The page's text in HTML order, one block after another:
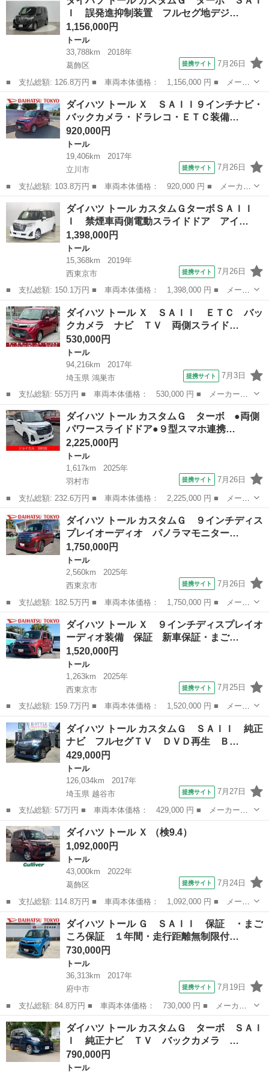
ＩＩ スマートキー プッシュスタート 左側パワースライドドア
メモリーナビ...
Ｉ 誤発進抑制装置 フルセグ地デジ…
1,156,000円
トール
33,788km
2018年
葛飾区
提携サイト 7月26日
■ 支払総額: 126.8万円 ■ 車両本体価格： 1,156,000 円 ■ メーカ
ー名： ダイハツ ■ 車種名： トール ■ グレード名： カスタム
Ｇ ターボ ＳＡＩＩ 誤発進抑制装置 フルセグ地デジ 両側オー
トスライ...
東京 葛飾区 トール
ダイハツ トール Ｘ ＳＡＩＩ９インチナビ・
バックカメラ・ドラレコ・ＥＴＣ装備…
920,000円
トール
19,406km
2017年
立川市
提携サイト 7月26日
■ 支払総額: 103.8万円 ■ 車両本体価格： 920,000 円 ■ メーカー
名： ダイハツ ■ 車種名： トール ■ グレード名： Ｘ ＳＡＩ
Ｉ９インチナビ・バックカメラ・ドラレコ・ＥＴＣ装備 保証 まご
ころ保証 ...
東京 立川市 トール
ダイハツ トール カスタムＧターボＳＡＩＩ
Ｉ 禁煙車両側電動スライドドア アイ…
1,398,000円
トール
15,368km
2019年
西東京市
提携サイト 7月26日
■ 支払総額: 150.1万円 ■ 車両本体価格： 1,398,000 円 ■ メーカ
ー名： ダイハツ ■ 車種名： トール ■ グレード名： カスタム
ＧターボＳＡＩＩＩ 禁煙車両側電動スライドドア アイドリングス
トップ ...
東京 西東京市 トール
ダイハツ トール Ｘ ＳＡＩＩ ＥＴＣ バッ
クカメラ ナビ ＴＶ 両側スライド…
530,000円
トール
94,216km
2017年
埼玉県 鴻巣市
提携サイト 7月3日
■ 支払総額: 55万円 ■ 車両本体価格： 530,000 円 ■ メーカー
名： ダイハツ ■ 車種名： トール ■ グレード名： Ｘ ＳＡＩ
Ｉ ＥＴＣ バックカメラ ナビ ＴＶ 両側スライド・片側電動
クリアランスソナ...
埼玉 鴻巣市 トール
ダイハツ トール カスタムＧ ターボ ●両側
パワースライドドア●９型スマホ連携…
2,225,000円
トール
1,617km
2025年
羽村市
提携サイト 7月26日
■ 支払総額: 232.6万円 ■ 車両本体価格： 2,225,000 円 ■ メーカ
ー名： ダイハツ ■ 車種名： トール ■ グレード名： カスタム
Ｇ ターボ ●両側パワースライドドア●９型スマホ連携ディスプレイ
オーデ...
東京 羽村市 トール
ダイハツ トール カスタムＧ ９インチディス
プレイオーディオ パノラマモニター…
1,750,000円
トール
2,560km
2025年
西東京市
提携サイト 7月26日
■ 支払総額: 182.5万円 ■ 車両本体価格： 1,750,000 円 ■ メーカ
ー名： ダイハツ ■ 車種名： トール ■ グレード名： カスタム
Ｇ ９インチディスプレイオーディオ パノラマモニター 保証 新
車保証・...
東京 西東京市 トール
ダイハツ トール Ｘ ９インチディスプレイオ
ーディオ装備 保証 新車保証・まご…
1,520,000円
トール
1,263km
2025年
西東京市
提携サイト 7月25日
■ 支払総額: 159.7万円 ■ 車両本体価格： 1,520,000 円 ■ メーカ
ー名： ダイハツ ■ 車種名： トール ■ グレード名： Ｘ ９イ
ンチディスプレイオーディオ装備 保証 新車保証・まごころ保証
１年間・...
東京 西東京市 トール
ダイハツ トール カスタムＧ ＳＡＩＩ 純正
ナビ フルセグＴＶ ＤＶＤ再生 Ｂ…
429,000円
トール
126,034km
2017年
埼玉県 越谷市
提携サイト 7月27日
■ 支払総額: 57万円 ■ 車両本体価格： 429,000 円 ■ メーカー
名： ダイハツ ■ 車種名： トール ■ グレード名： カスタム
Ｇ ＳＡＩＩ 純正ナビ フルセグＴＶ ＤＶＤ再生 Ｂトゥース
ドラレコ 両側パワ...
埼玉 越谷市 トール
ダイハツ トール Ｘ （検9.4）
1,092,000円
トール
43,000km
2022年
葛飾区
提携サイト 7月24日
■ 支払総額: 114.8万円 ■ 車両本体価格： 1,092,000 円 ■ メーカ
ー名： ダイハツ ■ 車種名： トール ■ グレード名： Ｘ ■ 排
気量： 1000cc ■ ドア枚数： 5D ■ ミッション： コラム...
東京 葛飾区 トール
ダイハツ トール Ｇ ＳＡＩＩ 保証 ・まご
ころ保証 １年間・走行距離無制限付…
730,000円
トール
36,313km
2017年
府中市
提携サイト 7月19日
■ 支払総額: 84.8万円 ■ 車両本体価格： 730,000 円 ■ メーカー
名： ダイハツ ■ 車種名： トール ■ グレード名： Ｇ ＳＡＩ
Ｉ 保証 ・まごころ保証 １年間・走行距離無制限付き・９インチ
ナビ・バック...
東京 府中市 トール
ダイハツ トール カスタムＧ ターボ ＳＡＩ
Ｉ 純正ナビ ＴＶ バックカメラ …
790,000円
トール